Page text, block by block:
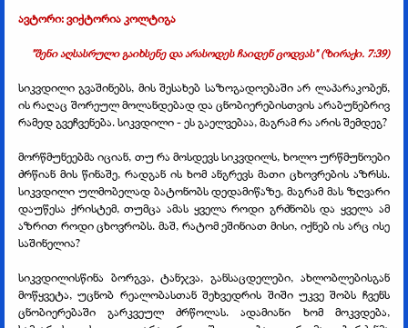
ავტორი: ვიქტორია კოლტიგა
"შენი აღსასრული გაიხსენე და არასოდეს ჩაიდენ ცოდვას" (ზირაქი. 7:39)
სიკვდილი გვაშინებს, მის შესახებ საზოგადოებაში არ ლაპარაკობენ,
ის რაღაც შორეულ მოლანდებად და ცნობიერებისთვის არაბუნებრივ
რამედ გვეჩვენება. სიკვდილი - ეს გაელვებაა, მაგრამ რა არის შემდეგ?
მორწმუნეებმა იციან, თუ რა მოსდევს სიკვდილს, ხოლო ურწმუნოები
ძრწიან მის წინაშე, რადგან ის ხომ ანგრევს მათი ცხოვრების აზრსს.
სიკვდილი ულმობელად ბატონობს დედამიწაზე, მაგრამ მას ზღვარი
დაუწესა ქრისტემ, თუმცა ამას ყველა როდი გრძნობს და ყველა ამ
აზრით როდი ცხოვრობს. მაშ, რატომ ეშინიათ მისი, იქნებ ის არც ისე
საშინელია?
სიკვდილისწინა ბორგვა, ტანჯვა, განსაცდელები, ახლობლებისგან
მოწყვეტა, უცნობ რეალობასთან შეხვედრის შიში უკვე შობს ჩვენს
ცნობიერებაში გარკვეულ ძრწოლას. ადამიანი ხომ მოკვდება,